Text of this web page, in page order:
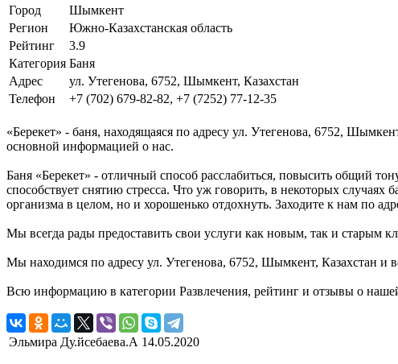
Город
Шымкент
Регион
Южно-Казахстанская область
Рейтинг
3.9
Категория Баня
Адрес
ул. Утегенова, 6752, Шымкент, Казахстан
Телефон
+7 (702) 679-82-82, +7 (7252) 77-12-35
«Берекет» - баня, находящаяся по адресу ул. Утегенова, 6752,
основной информацией о нас.
Баня «Берекет» - отличный способ расслабиться, повысить общий
способствует снятию стресса. Что уж говорить, в некоторых
организма в целом, но и хорошенько отдохнуть. Заходите к нам по
Мы всегда рады предоставить свои услуги как новым, так и старым
Мы находимся по адресу ул. Утегенова, 6752, Шымкент, Казахстан и
Всю информацию в категории Развлечения, рейтинг и отзывы о
Эльмира Ду.йсебаева.А 14.05.2020